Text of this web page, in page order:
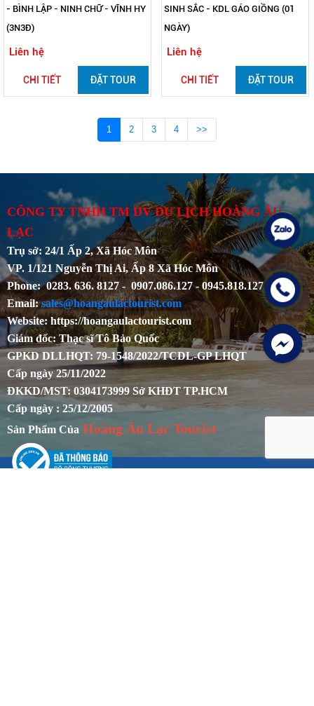
- BÌNH LẬP - NINH CHỮ - VĨNH HY
(3N3Đ)
Liên hệ
CHI TIẾT ĐẶT TOUR
SINH SẮC - KDL GÁO GIỒNG (01
NGÀY)
Liên hệ
CHI TIẾT ĐẶT TOUR
1 2 3 4 >>
CÔNG TY TNHH TM DV DU LỊCH HOÀNG ÂU
LẠC
Trụ sở: 24/1 Ấp 2, Xã Hóc Môn
VP. 1/121 Nguyễn Thị Ai, Ấp 8 Xã Hóc Môn
Phone: 0283. 636. 8127 - 0907.086.127 - 0945.818.127
Email:sales@hoangaulactourist.com
Website: https://hoangaulactourist.com
Giám đốc: Thạc sĩ Tô Bảo Quốc
GPKD DLLHQT: 79-1548/2022/TCDL-GP LHQT
Cấp ngày 25/11/2022
ĐKKD/MST: 0304173999 Sở KHĐT TP.HCM
Cấp ngày : 25/12/2005
Sản Phẩm Của Hoàng Âu Lạc Tourist